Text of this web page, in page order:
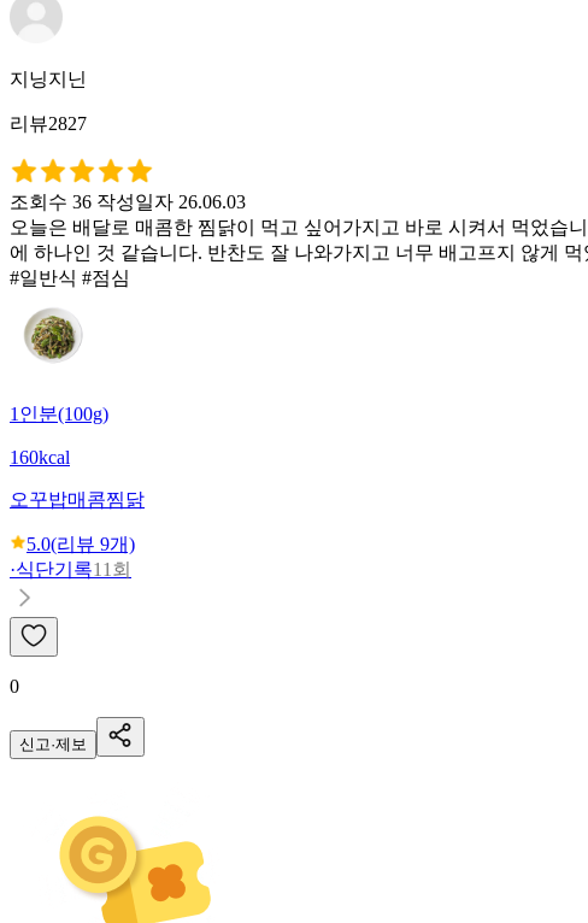
지닝지닌
리뷰2827
조회수 36 작성일자 26.06.03
오늘은 배달로 매콤한 찜닭이 먹고 싶어가지고 바로 시켜서 먹었습
에 하나인 것 같습니다. 반찬도 잘 나와가지고 너무 배고프지 않게
#일반식 #점심
1인분(100g)
160kcal
오꾸밥매콤찜닭
5.0(리뷰 9개)
·식단기록11회
0
신고·제보